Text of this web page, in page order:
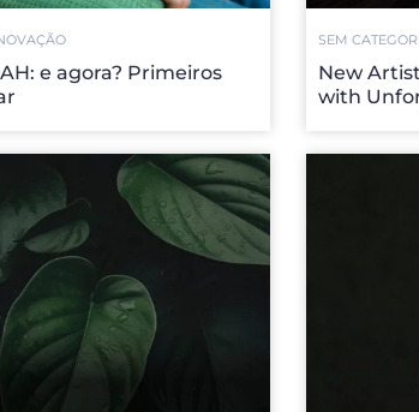
e agora? Primeiros
SEM
New
with